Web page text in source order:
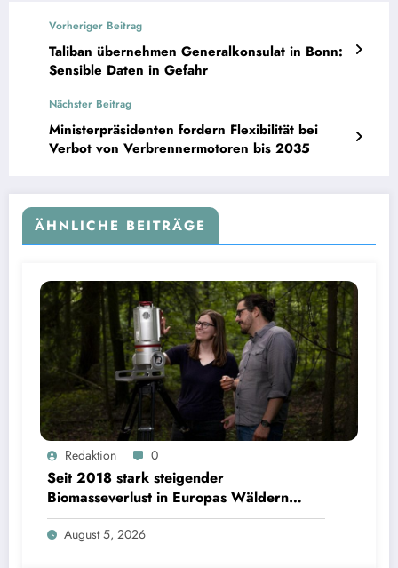
Vorheriger Beitrag
Taliban übernehmen Generalkonsulat in Bonn:
Sensible Daten in Gefahr
Nächster Beitrag
Ministerpräsidenten fordern Flexibilität bei
Verbot von Verbrennermotoren bis 2035
ÄHNLICHE BEITRÄGE
Seit 2018 stark steigender Biomasseverlust in Europas Wäldern mindert Kohlenstoffsenken
| Bild: Sebastian Kissel / TUM
Redaktion 0
Seit 2018 stark steigender
Biomasseverlust in Europas Wäldern
mindert Kohlenstoffsenken
August 5, 2026